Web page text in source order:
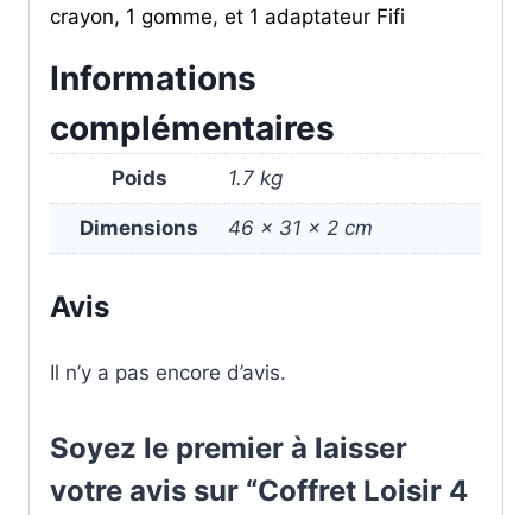
crayon, 1 gomme, et 1 adaptateur Fifi
Informations
complémentaires
Poids 1.7 kg
Dimensions 46 × 31 × 2 cm
Avis
Il n’y a pas encore d’avis.
Soyez le premier à laisser
votre avis sur “Coffret Loisir 4